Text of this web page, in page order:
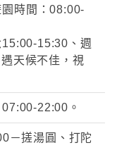
時間：08:00-
15:00-15:30 、週
天候不佳，視
07:00-22:00 。
－搓湯圓、打陀